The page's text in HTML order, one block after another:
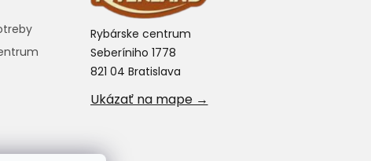
Rybárske centrum
Seberíniho 1778
821 04 Bratislava
Ukázať na mape →